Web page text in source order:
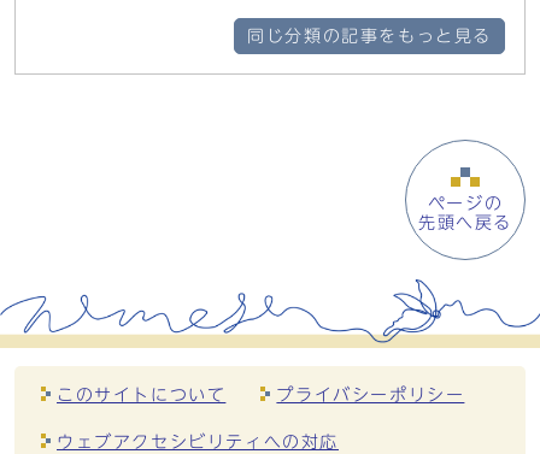
同じ分類の記事をもっと見る
ページの
先頭へ戻る
このサイトについて プライバシーポリシー
ウェブアクセシビリティへの対応